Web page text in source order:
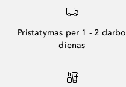
Pristatymas per 1 - 2 darbo
dienas